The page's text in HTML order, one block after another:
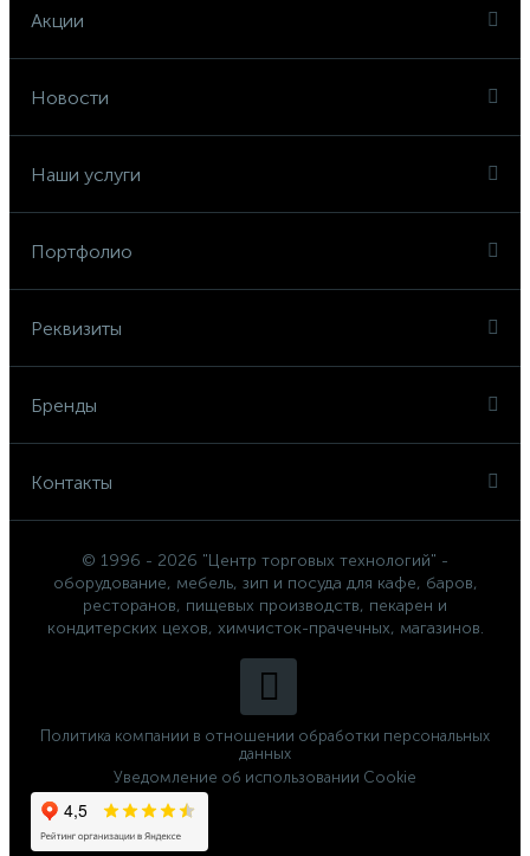
Акции
Новости
Наши услуги
Портфолио
Реквизиты
Бренды
Контакты
© 1996 - 2026 "Центр торговых технологий" -
оборудование, мебель, зип и посуда для кафе, баров,
ресторанов, пищевых производств, пекарен и
кондитерских цехов, химчисток-прачечных, магазинов.
Политика компании в отношении обработки персональных
данных
Уведомление об использовании Cookie